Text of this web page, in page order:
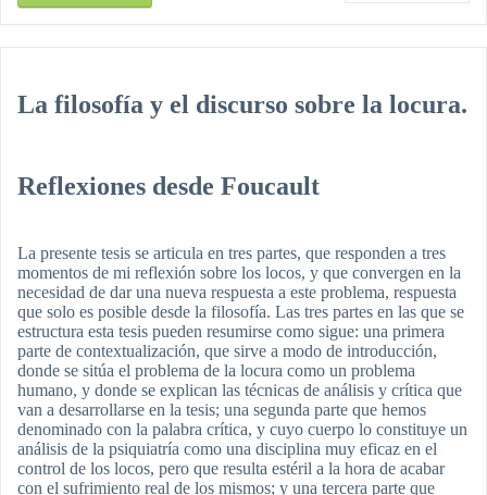
La filosofía y el discurso sobre la locura.
Reflexiones desde Foucault
La presente tesis se articula en tres partes, que responden a tres
momentos de mi reflexión sobre los locos, y que convergen en la
necesidad de dar una nueva respuesta a este problema, respuesta
que solo es posible desde la filosofía. Las tres partes en las que se
estructura esta tesis pueden resumirse como sigue: una primera
parte de contextualización, que sirve a modo de introducción,
donde se sitúa el problema de la locura como un problema
humano, y donde se explican las técnicas de análisis y crítica que
van a desarrollarse en la tesis; una segunda parte que hemos
denominado con la palabra crítica, y cuyo cuerpo lo constituye un
análisis de la psiquiatría como una disciplina muy eficaz en el
control de los locos, pero que resulta estéril a la hora de acabar
con el sufrimiento real de los mismos; y una tercera parte que